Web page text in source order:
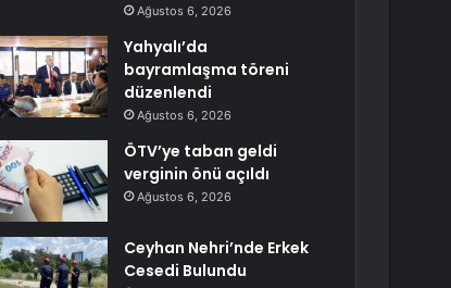
Ağustos 6, 2026
Yahyalı’da
bayramlaşma töreni
düzenlendi
Ağustos 6, 2026
ÖTV’ye taban geldi
verginin önü açıldı
Ağustos 6, 2026
Ceyhan Nehri’nde Erkek
Cesedi Bulundu